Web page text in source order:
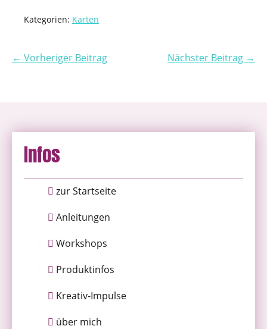
Kategorien: Karten
← Vorheriger Beitrag Nächster Beitrag →
Infos
zur Startseite
Anleitungen
Workshops
Produktinfos
Kreativ-Impulse
über mich